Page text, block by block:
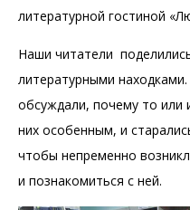
литературной гостиной
Наши читатели
литературными
обсуждали, почему то или
них особенным, и
чтобы непременно
и познакомиться с ней.